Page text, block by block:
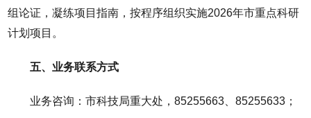
组论证，凝练项目指南，按程序组织实施2026年市重点科研
计划项目。
五、业务联系方式
业务咨询：市科技局重大处，85255663、85255633；